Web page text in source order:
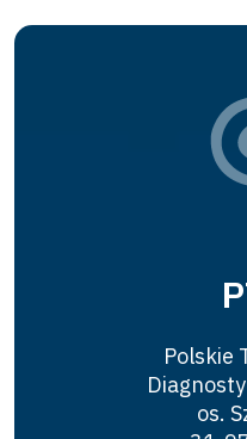
Polskie
os.